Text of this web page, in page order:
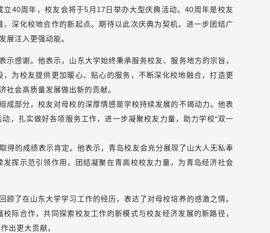
40周年，校友会将于5月17日举办大型庆典活动。40周年是校友
深化校地合作的新起点。期待以此次庆典为契机，进一步团结广
展注入更强动能。
感谢。他表示，山东大学始终秉承服务校友、服务地方的宗旨，
为校友提供更加暖心、贴心的服务，不断深化校地融合，打造更
社会高质量发展做出新的贡献。
成部分，校友对母校的深厚情感是学校持续发展的不竭动力。他表
，扎实做好各项服务工作，进一步凝聚校友力量，助力学校“双一
得的成绩表示肯定。他表示，青岛校友会充分展现了山大人无私奉
挥示范引领作用，团结凝聚在青高校校友力量，为青岛经济社会
了在山东大学学习工作的经历，表达了对母校培养的感激之情。
际合作，共同探索校友工作的新模式与校友经济发展的新路径，
出更大贡献。